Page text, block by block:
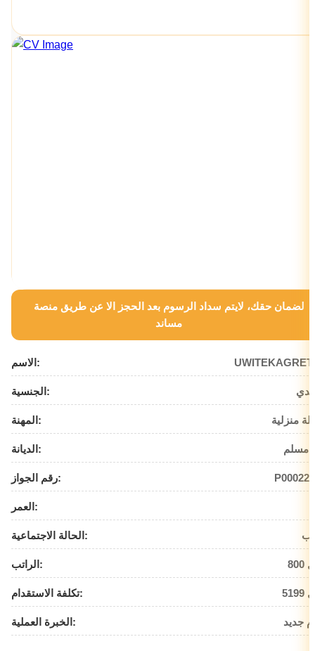
لضمان حقك، لايتم سداد الرسوم بعد الحجز الا عن طريق منصة
مساند
الاسم:
الجنسية:
المهنة: منزلية
الديانة: مسلم
رقم الجواز:
العمر:
الحالة الاجتماعية:
الراتب:
تكلفة الاستقدام:
الخبرة العملية: جديد